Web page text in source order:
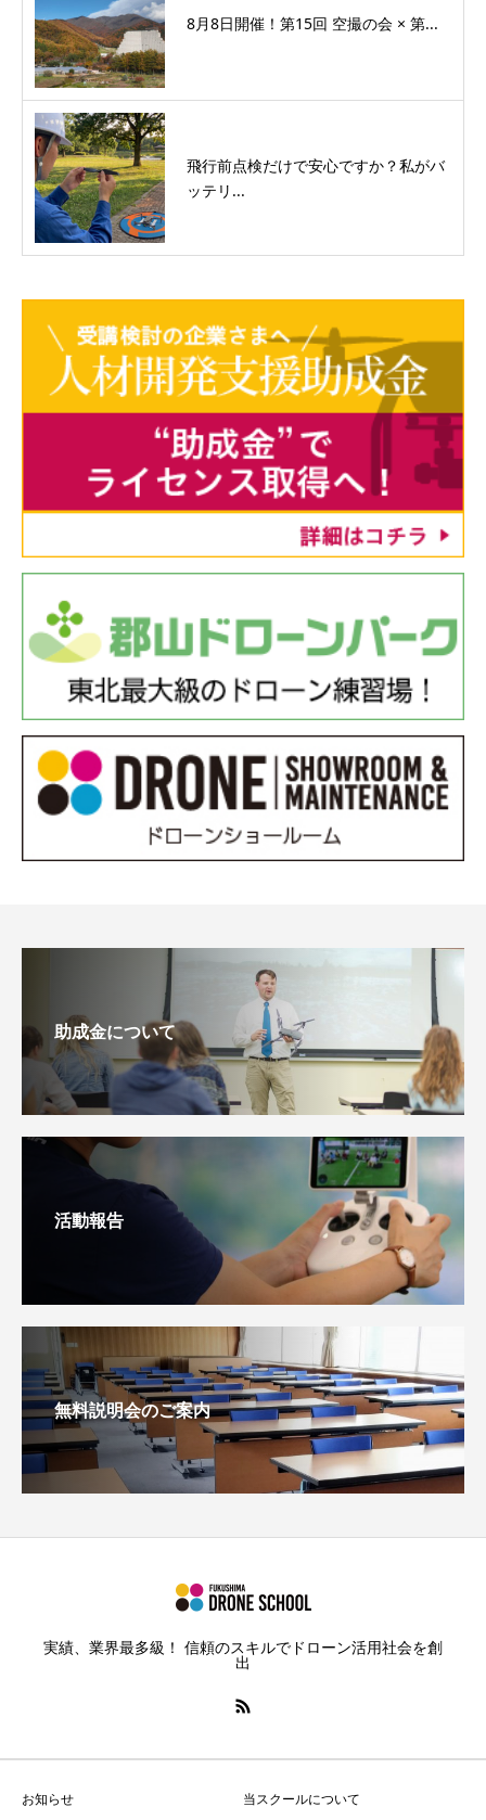
8月8日開催！第15回 空撮の会 × 第...
飛行前点検だけで安心ですか？私がバ
ッテリ...
助成金について
活動報告
無料説明会のご案内
実績、業界最多級！ 信頼のスキルでドローン活用社会を創
出
お知らせ 当スクールについて